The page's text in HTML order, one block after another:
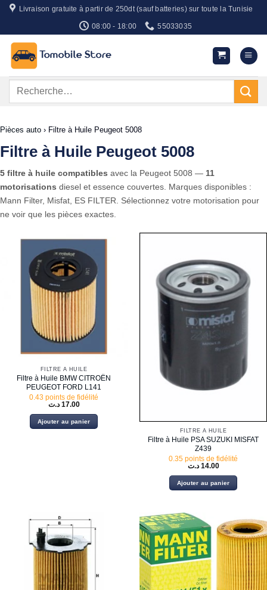
Passer
contenu
Livraison gratuite à partir de 250dt (sauf batteries) sur toute la Tunisie
08:00 - 18:00 55033035
Recherche
Pièces auto › Filtre à Huile Peugeot 5008
Filtre à Huile Peugeot 5008
5 filtre à huile compatibles avec la Peugeot 5008 — 11
motorisations diesel et essence couvertes. Marques disponibles :
Mann Filter, Misfat, ES FILTER. Sélectionnez votre motorisation pour
ne voir que les pièces exactes.
FILTRE À HUILE
Filtre à Huile BMW CITROËN
PEUGEOT FORD L141
0.43 points de fidélité
17.00 د.ت
Ajouter au panier
FILTRE À HUILE
Filtre à Huile PSA SUZUKI MISFAT
Z439
0.35 points de fidélité
14.00 د.ت
Ajouter au panier